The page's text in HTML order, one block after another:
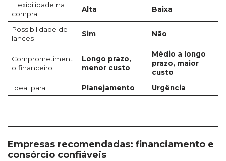
Flexibilidade na
compra
Alta Baixa
Possibilidade de
lances
Sim Não
Comprometiment
o financeiro
Longo prazo,
menor custo
Médio a longo
prazo, maior
custo
Ideal para
Planejamento Urgência
Empresas recomendadas: financiamento e
consórcio confiáveis